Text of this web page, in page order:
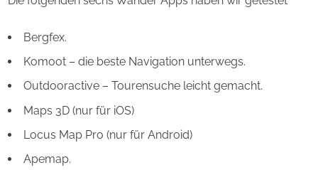
Bergfex.
Komoot – die beste Navigation unterwegs.
Outdooractive – Tourensuche leicht gemacht.
Maps 3D (nur für iOS)
Locus Map Pro (nur für Android)
Apemap.